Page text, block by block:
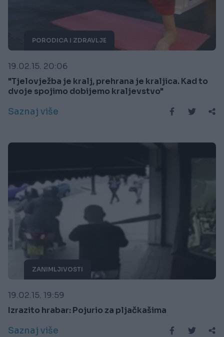
PORODICA I ZDRAVLJE
19.02.15. 20:06
"Tjelovježba je kralj, prehrana je kraljica. Kad to
dvoje spojimo dobijemo kraljevstvo"
Saznaj više
ZANIMLJIVOSTI
19.02.15. 19:59
Izrazito hrabar: Pojurio za pljačkašima
Saznaj više